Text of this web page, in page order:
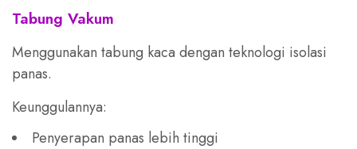
Tabung Vakum
Menggunakan tabung kaca dengan teknologi isolasi
panas.
Keunggulannya:
Penyerapan panas lebih tinggi